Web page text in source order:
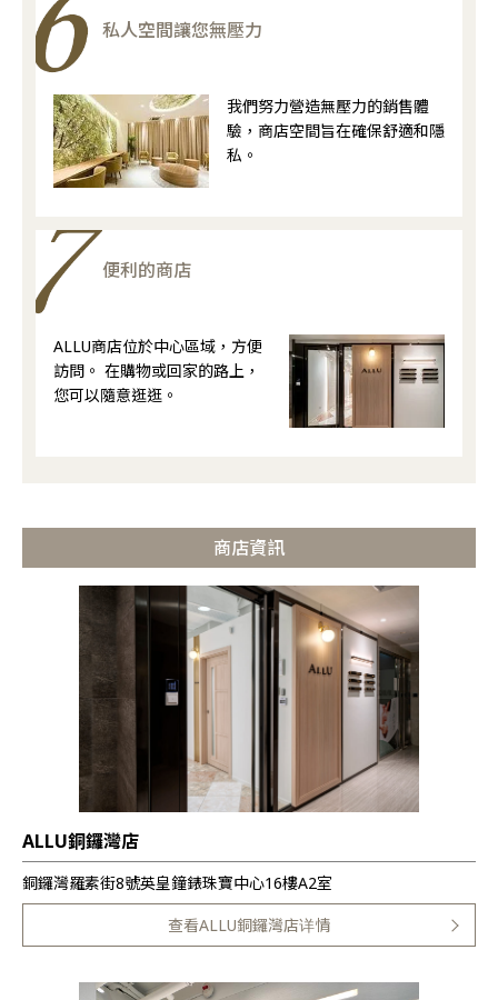
私人空間讓您無壓力
我們努力營造無壓力的銷售體
驗，商店空間旨在確保舒適和隱
私。
便利的商店
ALLU商店位於中心區域，方便
訪問。 在購物或回家的路上，
您可以隨意逛逛。
商店資訊
ALLU銅鑼灣店
銅鑼灣羅素街8號英皇鐘錶珠寶中心16樓A2室
查看ALLU銅鑼灣店详情